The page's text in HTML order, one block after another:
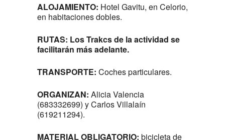
ALOJAMIENTO: Hotel Gavitu, en Celorio,
en habitaciones dobles.
RUTAS: Los Trakcs de la actividad se
facilitarán más adelante.
TRANSPORTE: Coches particulares.
ORGANIZAN: Alicia Valencia
(683332699) y Carlos Villalaín
(619211294).
MATERIAL OBLIGATORIO: bicicleta de